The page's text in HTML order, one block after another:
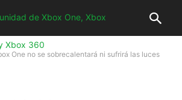
One no se sobrecalentará ni sufrirá las luces